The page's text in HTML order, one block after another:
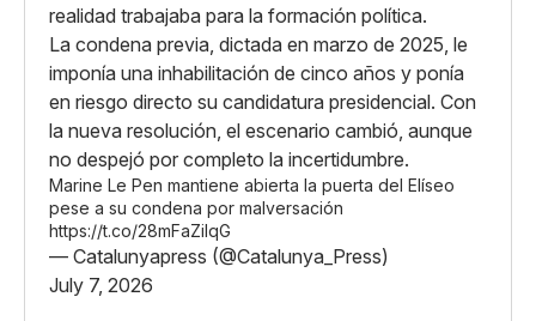
realidad trabajaba para la formación política.
La condena previa, dictada en marzo de 2025, le
imponía una inhabilitación de cinco años y ponía
en riesgo directo su candidatura presidencial. Con
la nueva resolución, el escenario cambió, aunque
no despejó por completo la incertidumbre.
Marine Le Pen mantiene abierta la puerta del Elíseo
pese a su condena por malversación
https://t.co/28mFaZilqG
— Catalunyapress (@Catalunya_Press)
July 7, 2026